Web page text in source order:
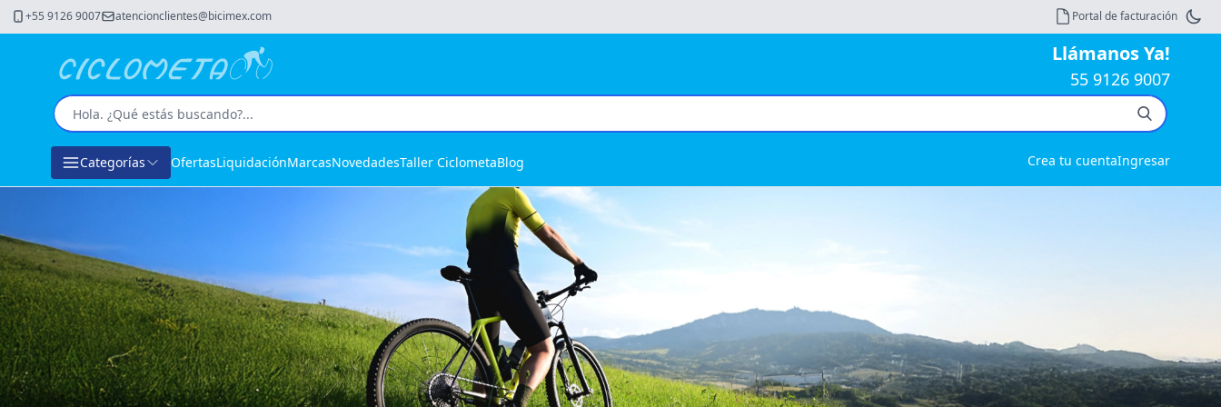
+55 9126 9007 atencionclientes@bicimex.com Portal de facturación
Llámanos Ya!
55 9126 9007
Categorías OfertasLiquidaciónMarcasNovedadesTaller CiclometaBlog Crea tu cuentaIngresar